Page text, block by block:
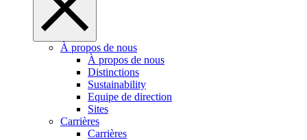
À propos de nous
À propos de nous
Distinctions
Sustainability
Equipe de direction
Sites
Carrières
Carrières